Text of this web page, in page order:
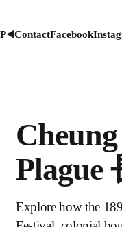
ContactFacebook
Plague
Explore how the